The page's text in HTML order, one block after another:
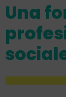
Una